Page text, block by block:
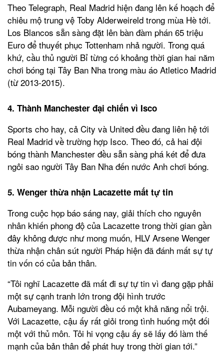
Theo Telegraph, Real Madrid hiện đang lên kế hoạch để
chiêu mộ trung vệ Toby Alderweireld trong mùa Hè tới.
Los Blancos sẵn sàng đặt lên bàn đàm phán 65 triệu
Euro để thuyết phục Tottenham nhả người. Trong quá
khứ, cầu thủ người Bỉ từng có khoảng thời gian hai năm
chơi bóng tại Tây Ban Nha trong màu áo Atletico Madrid
(từ 2013-2015).
4. Thành Manchester đại chiến vì Isco
Sports cho hay, cả City và United đều đang liên hệ tới
Real Madrid về trường hợp Isco. Theo đó, cả hai đội
bóng thành Manchester đều sẵn sàng phá két để đưa
ngôi sao người Tây Ban Nha đến nước Anh chơi bóng.
5. Wenger thừa nhận Lacazette mất tự tin
Trong cuộc họp báo sáng nay, giải thích cho nguyên
nhân khiến phong độ của Lacazette trong thời gian gần
đây không được như mong muốn, HLV Arsene Wenger
thừa nhận chân sút người Pháp hiện đã đánh mất sự tự
tin vốn có của bản thân.
“Tôi nghĩ Lacazette đã mất đi sự tự tin vì đang gặp phải
một sự cạnh tranh lớn trong đội hình trước
Aubameyang. Mỗi người đều có một khả năng nổi trội.
Với Lacazette, cậu ấy rất giỏi trong tình huống một đối
một với thủ môn. Tôi hi vọng cậu ấy sẽ lấy đó làm thế
mạnh của bản thân để phát huy trong thời gian tới.”